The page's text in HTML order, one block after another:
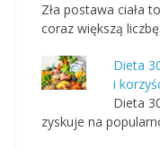
Zła postawa ciała
coraz większą
Dieta
i
Dieta
zyskuje na